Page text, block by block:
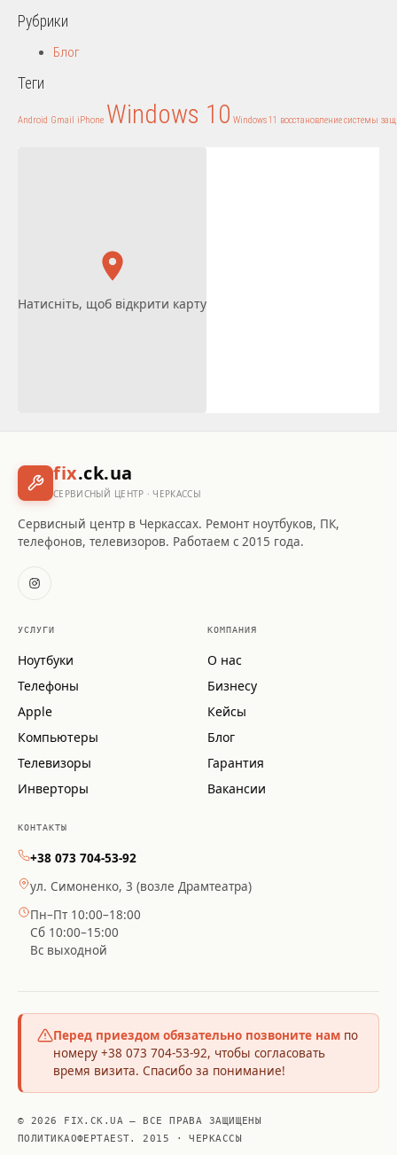
Рубрики
Блог
Теги
Android Gmail iPhone Windows 10 Windows 11 восстановление системы
Натисніть, щоб відкрити карту
fix.ck.ua
СЕРВИСНЫЙ ЦЕНТР · ЧЕРКАССЫ
Сервисный центр в Черкассах. Ремонт ноутбуков, ПК,
телефонов, телевизоров. Работаем с 2015 года.
УСЛУГИ
Ноутбуки
Телефоны
Apple
Компьютеры
Телевизоры
Инверторы
КОМПАНИЯ
О нас
Бизнесу
Кейсы
Блог
Гарантия
Вакансии
КОНТАКТЫ
+38 073 704-53-92
ул. Симоненко, 3 (возле Драмтеатра)
Пн–Пт 10:00–18:00
Сб 10:00–15:00
Вс выходной
Перед приездом обязательно позвоните нам по
номеру +38 073 704-53-92, чтобы согласовать
время визита. Спасибо за понимание!
© 2026 FIX.CK.UA — ВСЕ ПРАВА ЗАЩИЩЕНЫ
ПОЛИТИКАОФЕРТАEST. 2015 · ЧЕРКАССЫ